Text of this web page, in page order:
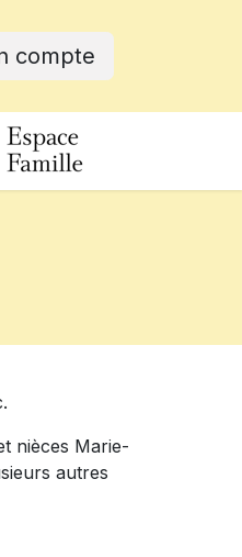
compte
nièces Marie-
autres